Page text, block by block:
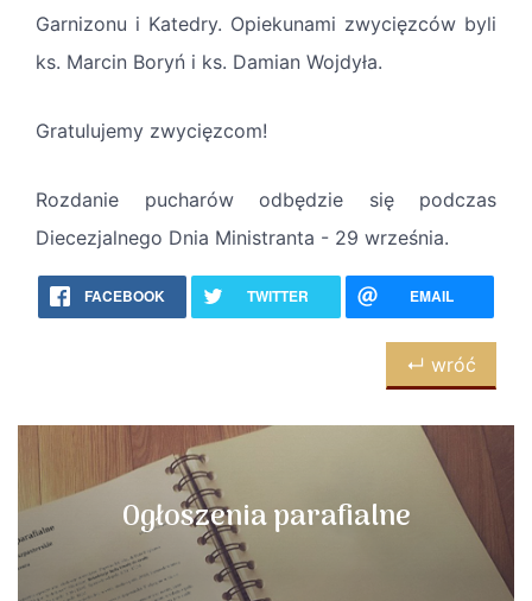
Garnizonu i Katedry. Opiekunami zwycięzców byli
ks. Marcin Boryń i ks. Damian Wojdyła.
Gratulujemy zwycięzcom!
Rozdanie pucharów odbędzie się podczas
Diecezjalnego Dnia Ministranta - 29 września.
FACEBOOK TWITTER EMAIL
↵ wróć
Ogłoszenia parafialne